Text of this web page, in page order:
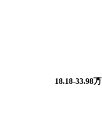
18.18-33.98万